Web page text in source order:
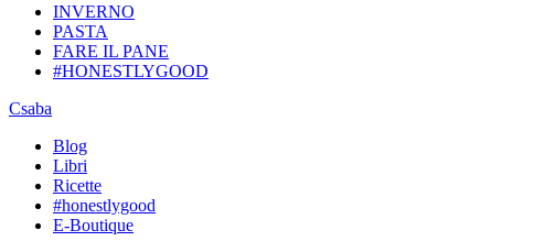
INVERNO
PASTA
FARE IL PANE
#HONESTLYGOOD
Csaba
Blog
Libri
Ricette
#honestlygood
E-Boutique